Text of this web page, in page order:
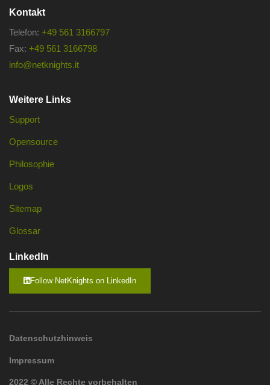
Kontakt
Telefon: +49 561 3166797
Fax: +49 561 3166798
info@netknights.it
Weitere Links
Support
Opensource
Philosophie
Logos
Sitemap
Glossar
LinkedIn
Follow NetKnights on LinkedIn
Datenschutzhinweis
Impressum
2022 © Alle Rechte vorbehalten